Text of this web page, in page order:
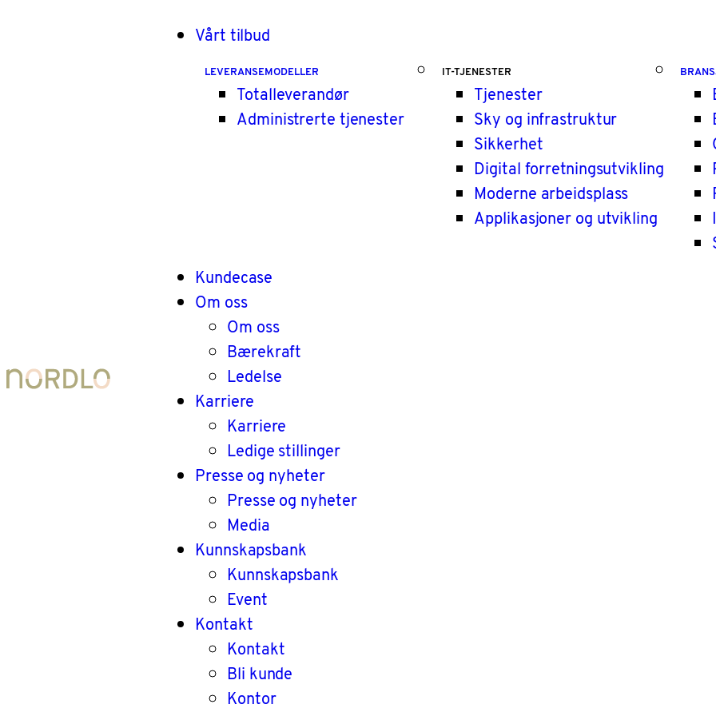
Vårt tilbud
LEVERANSEMODELLER
Totalleverandør
Administrerte tjenester
IT-TJENESTER
Tjenester
Sky og infrastruktur
Sikkerhet
Digital forretningsutvikling
Moderne arbeidsplass
Applikasjoner og utvikling
Kundecase
Om oss
Om oss
Bærekraft
Ledelse
Karriere
Karriere
Ledige stillinger
Presse og nyheter
Presse og nyheter
Media
Kunnskapsbank
Kunnskapsbank
Event
Kontakt
Kontakt
Bli kunde
Kontor